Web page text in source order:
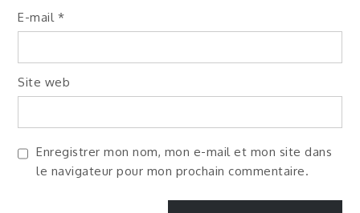
E-mail *
Site web
Enregistrer mon nom, mon e-mail et mon site dans
le navigateur pour mon prochain commentaire.